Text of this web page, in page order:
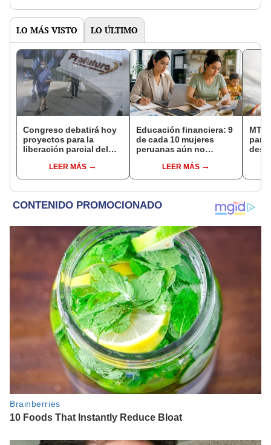
LO MÁS VISTO LO ÚLTIMO
Congreso debatirá hoy
proyectos para la
liberación parcial del
LEER MÁS
Educación financiera: 9
de cada 10 mujeres
peruanas aún no
para administrar mejor
su dinero
LEER MÁS
para